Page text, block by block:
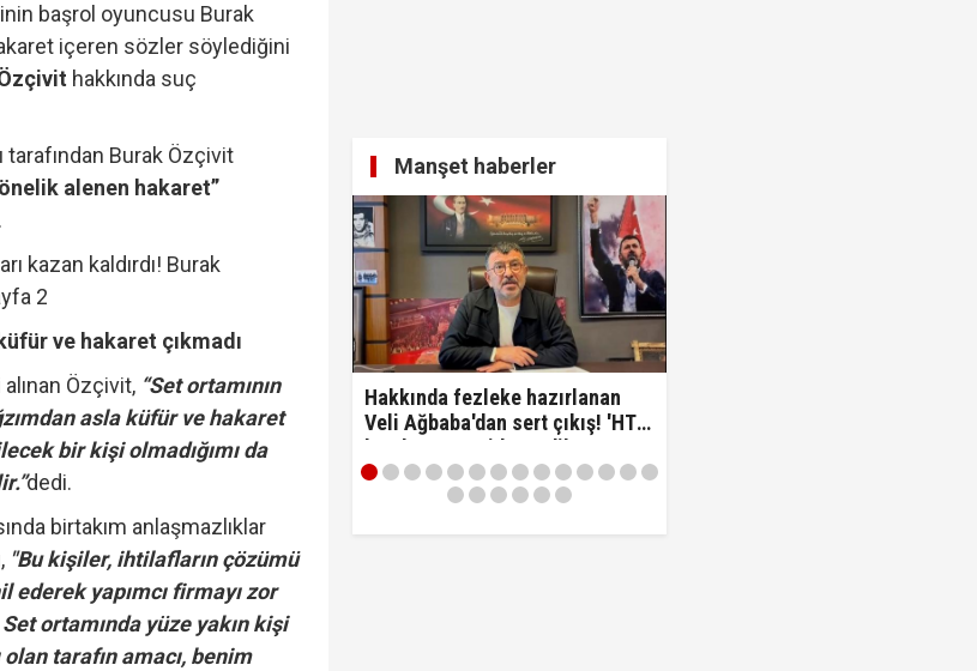
başrol oyuncusu Burak
içeren sözler söylediğini
hakkında suç
tarafından Burak Özçivit
alenen hakaret”
ve hakaret çıkmadı
Özçivit, “Set ortamının
asla küfür ve hakaret
bir kişi olmadığımı da
dedi.
birtakım anlaşmazlıklar
"Bu kişiler, ihtilafların çözümü
yapımcı firmayı zor
ortamında yüze yakın kişi
tarafın amacı, benim
Manşet haberler
Hakkında fezleke hazırlanan
Veli Ağbaba'dan sert çıkış! 'HTS
kaydım varsa idam edilmeye
razıyım'